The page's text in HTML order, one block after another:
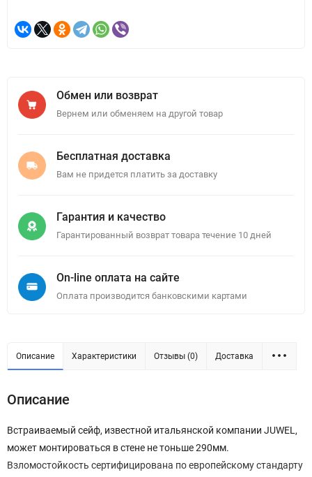
Обмен или возврат
Вернем или обменяем на другой товар
Бесплатная доставка
Вам не придется платить за доставку
Гарантия и качество
Гарантированный возврат товара течение 10 дней
On-line оплата на сайте
Оплата производится банковскими картами
Описание Характеристики Отзывы (0) Доставка
Описание
Встраиваемый сейф, известной итальянской компании JUWEL,
может монтироваться в стене не тоньше 290мм.
Взломостойкость сертифицирована по европейскому стандарту